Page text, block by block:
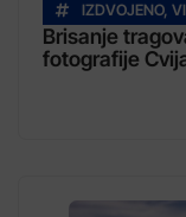
IZDVOJENO,
Brisanje
fotografije